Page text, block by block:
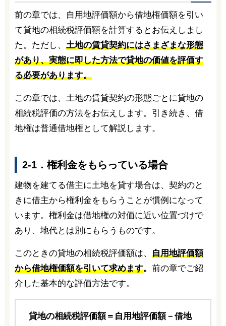
前の章では、自用地評価額から借地権価額を引い
て貸地の相続税評価額を計算するとお伝えしまし
た。ただし、 土地の賃貸契約にはさまざまな形態
があり、実態に即した方法で貸地の価値を評価す
る必要があります。
この章では、土地の賃貸契約の形態ごとに貸地の
相続税評価の方法をお伝えします。引き続き、借
地権は普通借地権として解説します。
2-1．権利金をもらっている場合
建物を建てる借主に土地を貸す場合は、契約のと
きに借主から権利金をもらうことが慣例になって
います。権利金は借地権の対価に近い位置づけで
あり、地代とは別にもらうものです。
このときの貸地の相続税評価額は、 自用地評価額
から借地権価額を引いて求めます。 前の章でご紹
介した基本的な評価方法です。
貸地の相続税評価額＝自用地評価額－借地